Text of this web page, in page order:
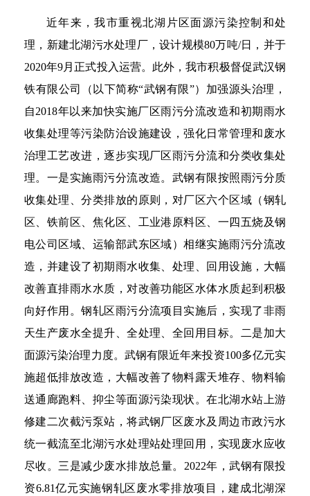
近年来，我市重视北湖片区面源污染控制和处
理，新建北湖污水处理厂，设计规模80万吨/日，并于
2020年9月正式投入运营。此外，我市积极督促武汉钢
铁有限公司（以下简称“武钢有限”）加强源头治理，
自2018年以来加快实施厂区雨污分流改造和初期雨水
收集处理等污染防治设施建设，强化日常管理和废水
治理工艺改进，逐步实现厂区雨污分流和分类收集处
理。一是实施雨污分流改造。武钢有限按照雨污分质
收集处理、分类排放的原则，对厂区六个区域（钢轧
区、铁前区、焦化区、工业港原料区、一四五烧及钢
电公司区域、运输部武东区域）相继实施雨污分流改
造，并建设了初期雨水收集、处理、回用设施，大幅
改善直排雨水水质，对改善功能区水体水质起到积极
向好作用。钢轧区雨污分流项目实施后，实现了非雨
天生产废水全提升、全处理、全回用目标。二是加大
面源污染治理力度。武钢有限近年来投资100多亿元实
施超低排放改造，大幅改善了物料露天堆存、物料输
送通廊跑料、抑尘等面源污染现状。在北湖水站上游
修建二次截污泵站，将武钢厂区废水及周边市政污水
统一截流至北湖污水处理站处理回用，实现废水应收
尽收。三是减少废水排放总量。2022年，武钢有限投
资6.81亿元实施钢轧区废水零排放项目，建成北湖深